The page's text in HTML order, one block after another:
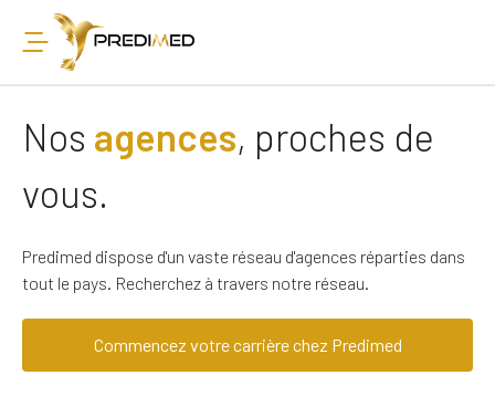
Nos agences, proches de
vous.
Predimed dispose d'un vaste réseau d'agences réparties dans
tout le pays. Recherchez à travers notre réseau.
Commencez votre carrière chez Predimed